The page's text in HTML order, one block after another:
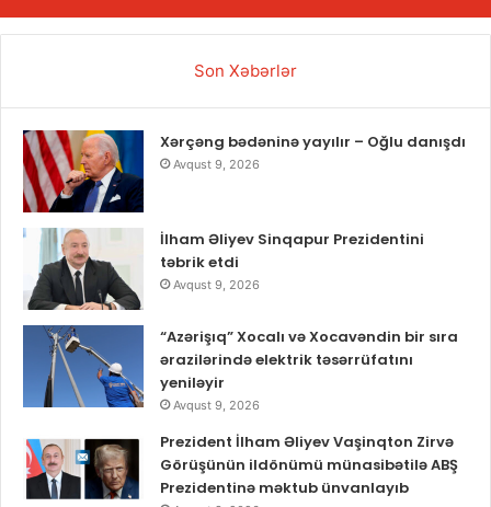
Son Xəbərlər
Xərçəng bədəninə yayılır – Oğlu danışdı
Avqust 9, 2026
İlham Əliyev Sinqapur Prezidentini
təbrik etdi
Avqust 9, 2026
“Azərişıq” Xocalı və Xocavəndin bir sıra
ərazilərində elektrik təsərrüfatını
yeniləyir
Avqust 9, 2026
Prezident İlham Əliyev Vaşinqton Zirvə
Görüşünün ildönümü münasibətilə ABŞ
Prezidentinə məktub ünvanlayıb